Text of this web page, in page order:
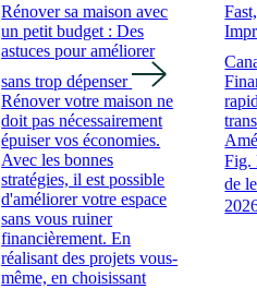
Rénover sa maison avec
un petit budget : Des
astuces pour améliorer
sans trop dépenser
Rénover votre maison ne
doit pas nécessairement
épuiser vos économies.
Avec les bonnes
stratégies, il est possible
d'améliorer votre espace
sans vous ruiner
financièrement. En
réalisant des projets vous-
même, en choisissant
Fig.
de